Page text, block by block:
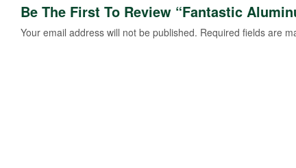
Be The First To Review “Fantastic
Your email address will not be published. Required fields are